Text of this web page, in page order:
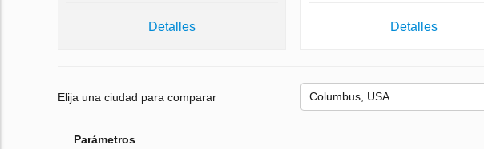
Detalles Detalles
Elija una ciudad para comparar
Parámetros